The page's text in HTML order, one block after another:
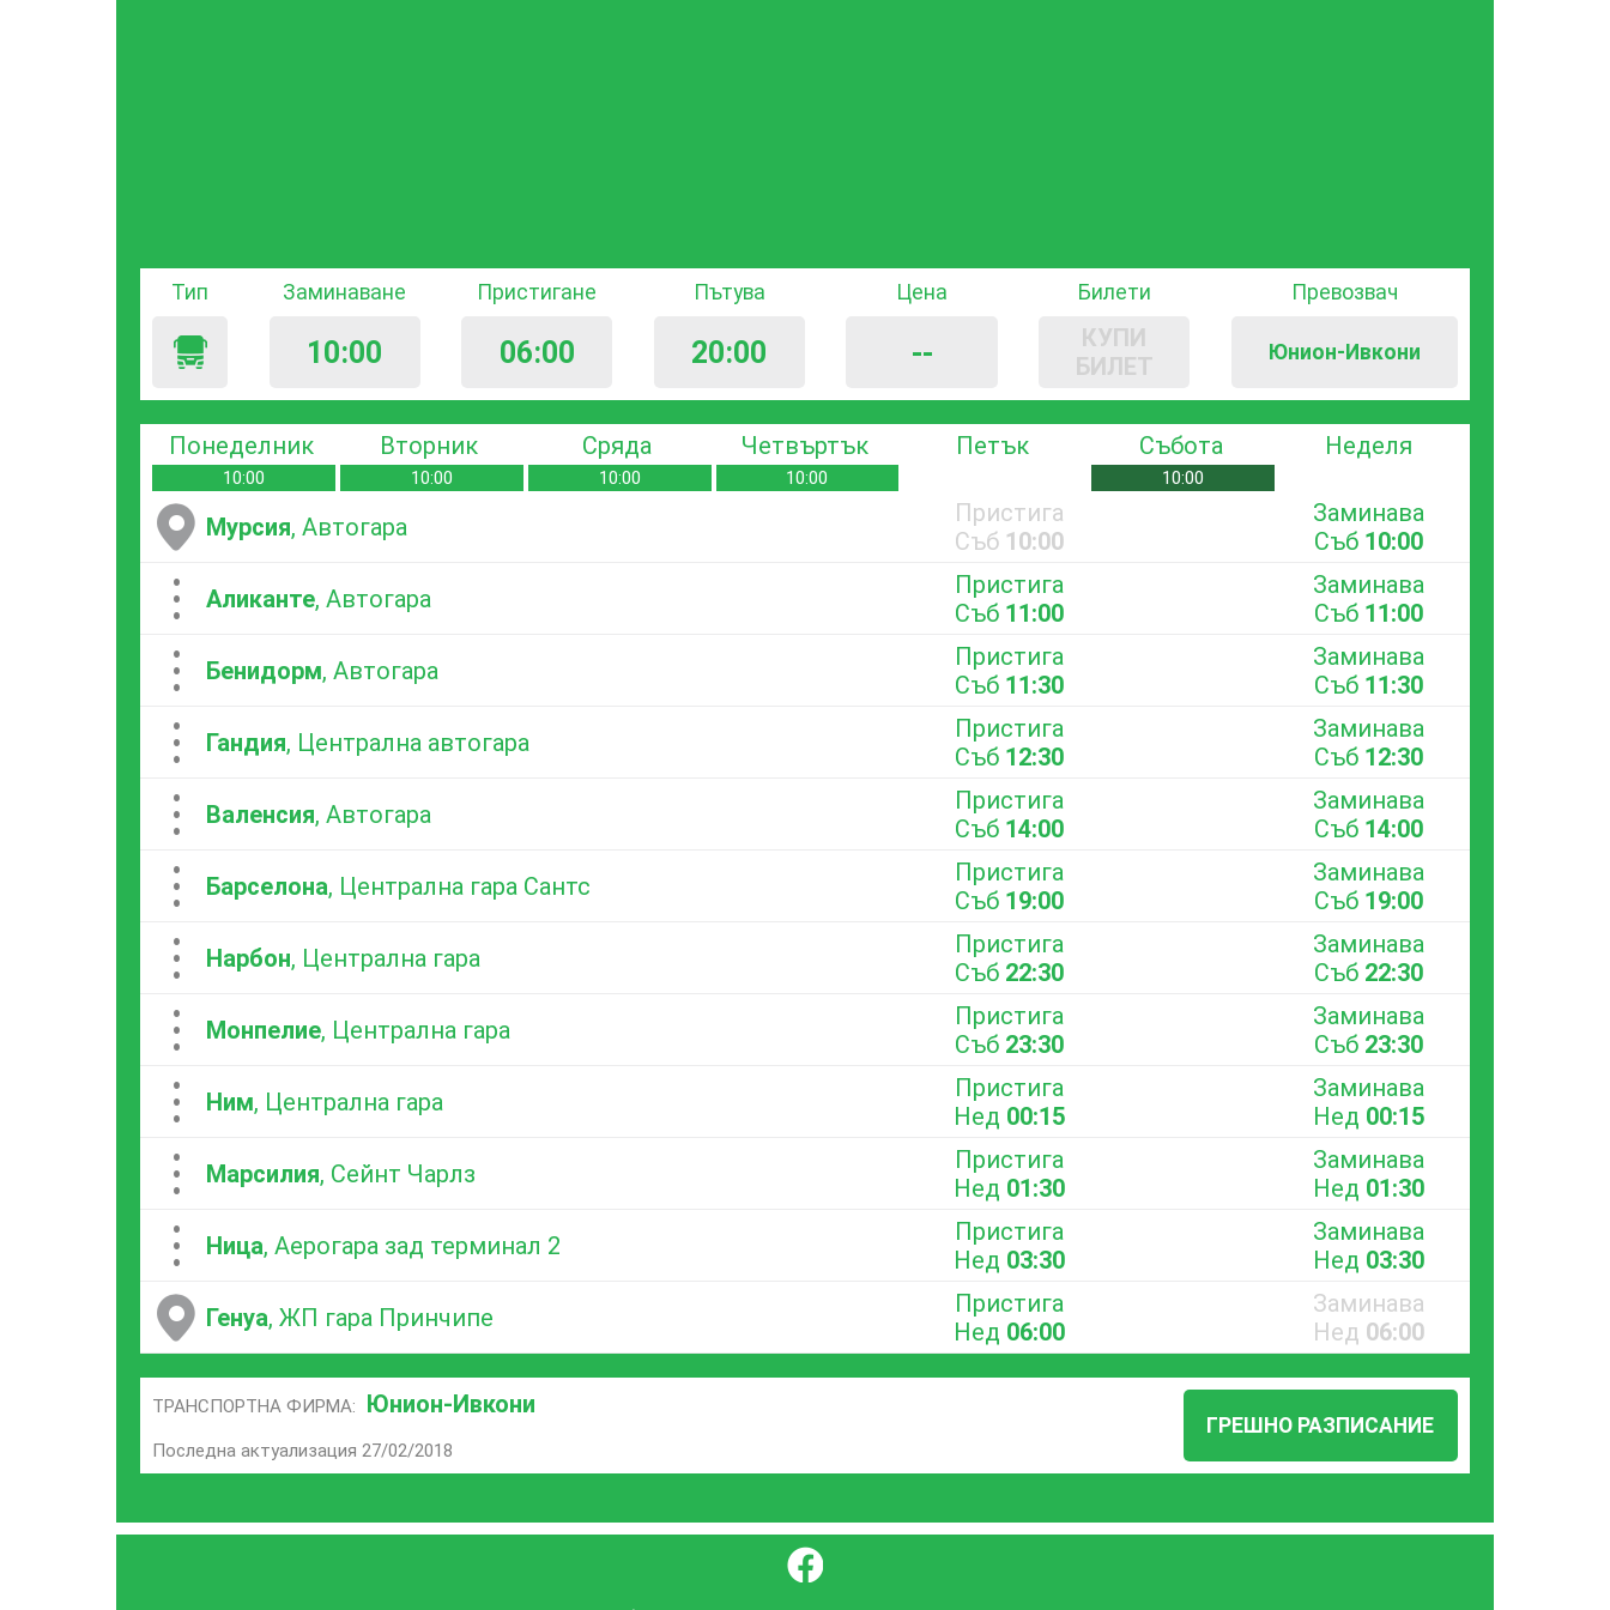
Тип Заминаване
10:00
Пристигане
06:00
Пътува
20:00
Цена
--
Билети
КУПИ
БИЛЕТ
Превозвач
Юнион-Ивкони
Понеделник
10:00
Вторник
10:00
Сряда
10:00
Четвъртък
10:00
Петък Събота
10:00
Неделя
Мурсия, Автогара
Пристига
Съб 10:00
Заминава
Съб 10:00
...Аликанте, Автогара
Пристига
Съб 11:00
Заминава
Съб 11:00
...Бенидорм, Автогара
Пристига
Съб 11:30
Заминава
Съб 11:30
...Гандия, Централна автогара
Пристига
Съб 12:30
Заминава
Съб 12:30
...Валенсия, Автогара
Пристига
Съб 14:00
Заминава
Съб 14:00
...Барселона, Централна гара Сантс
Пристига
Съб 19:00
Заминава
Съб 19:00
...Нарбон, Централна гара
Пристига
Съб 22:30
Заминава
Съб 22:30
...Монпелие, Централна гара
Пристига
Съб 23:30
Заминава
Съб 23:30
...Ним, Централна гара
Пристига
Нед 00:15
Заминава
Нед 00:15
...Марсилия, Сейнт Чарлз
Пристига
Нед 01:30
Заминава
Нед 01:30
...Ница, Аерогара зад терминал 2
Пристига
Нед 03:30
Заминава
Нед 03:30
Генуа, ЖП гара Принчипе
Пристига
Нед 06:00
Заминава
Нед 06:00
ТРАНСПОРТНА ФИРМА: Юнион-Ивкони
Последна актуализация 27/02/2018
ГРЕШНО РАЗПИСАНИЕ
}